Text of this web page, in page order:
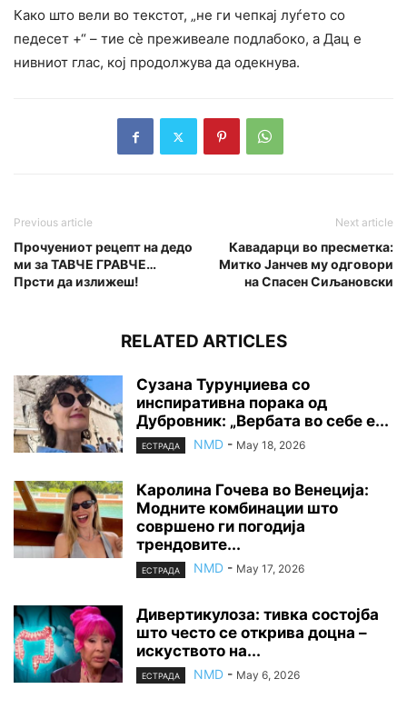
Како што вели во текстот, „не ги чепкај луѓето со
педесет +“ – тие сѐ преживеале подлабоко, а Дац е
нивниот глас, кој продолжува да одекнува.
Previous article
Прочуениот рецепт на дедо
ми за ТАВЧЕ ГРАВЧЕ…
Прсти да излижеш!
Next article
Кавадарци во пресметка:
Митко Јанчев му одговори
на Спасен Сиљановски
RELATED ARTICLES
Сузана Турунџиева со
инспиративна порака од
Дубровник: „Вербата во себе е...
ЕСТРАДА NMD - May 18, 2026
Каролина Гочева во Венеција:
Модните комбинации што
совршено ги погодија
трендовите...
ЕСТРАДА NMD - May 17, 2026
Дивертикулоза: тивка состојба
што често се открива доцна –
искуството на...
ЕСТРАДА NMD - May 6, 2026